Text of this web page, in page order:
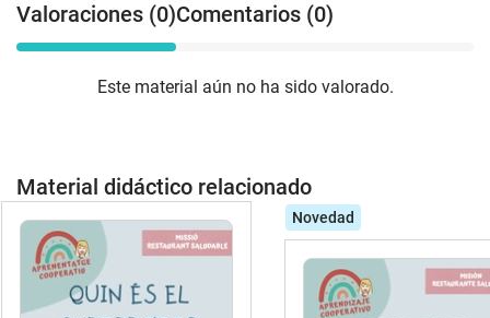
Valoraciones (0)Comentarios (0)
Este material aún no ha sido valorado.
Material didáctico relacionado
Novedad